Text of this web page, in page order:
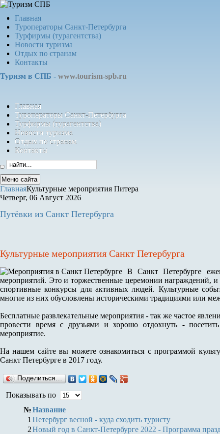
Главная
Туроператоры Санкт-Петербурга
Турфирмы (турагентства)
Новости туризма
Отдых по странам
Контакты
Туризм в СПБ - www.tourism-spb.ru
Главная
Туроператоры Санкт-Петербурга
Турфирмы (турагентства)
Новости туризма
Отдых по странам
Контакты
Меню сайта
ГлавнаяКультурные мероприятия Питера
Четверг, 06 Август 2026
Путёвки из Санкт Петербурга
Культурные мероприятия Санкт Петербурга
В Санкт Петербурге
мероприятий. Это и торжественные церемонии награждений,
спортивные конкурсы для активных людей. Культурные
многие из них обусловлены историческими традициями или
Бесплатные развлекательные мероприятия - так же частое
провести время с друзьями и хорошо отдохнуть -
мероприятие.
На нашем сайте вы можете ознакомиться с программой
Санкт Петербурге в 2017 году.
Поделиться…
Показывать по
№Название
1 Петербург весной - куда сходить туристу
2Новый год в Санкт-Петербурге 2022 - Программа